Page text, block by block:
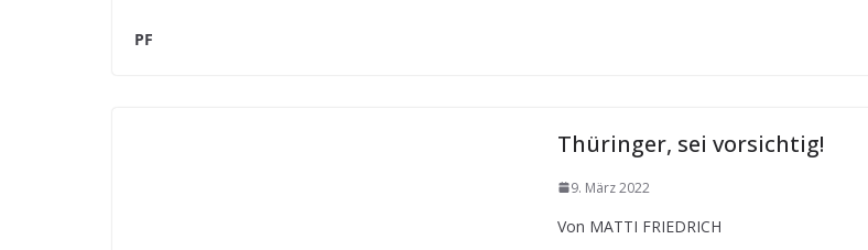
PF
Thüringer, sei vorsichtig!
9. März 2022
Von MATTI FRIEDRICH